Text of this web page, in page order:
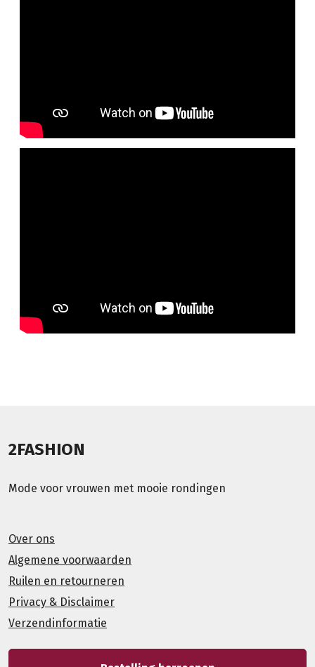
2FASHION
Mode voor vrouwen met mooie rondingen
Over ons
Algemene voorwaarden
Ruilen en retourneren
Privacy & Disclaimer
Verzendinformatie